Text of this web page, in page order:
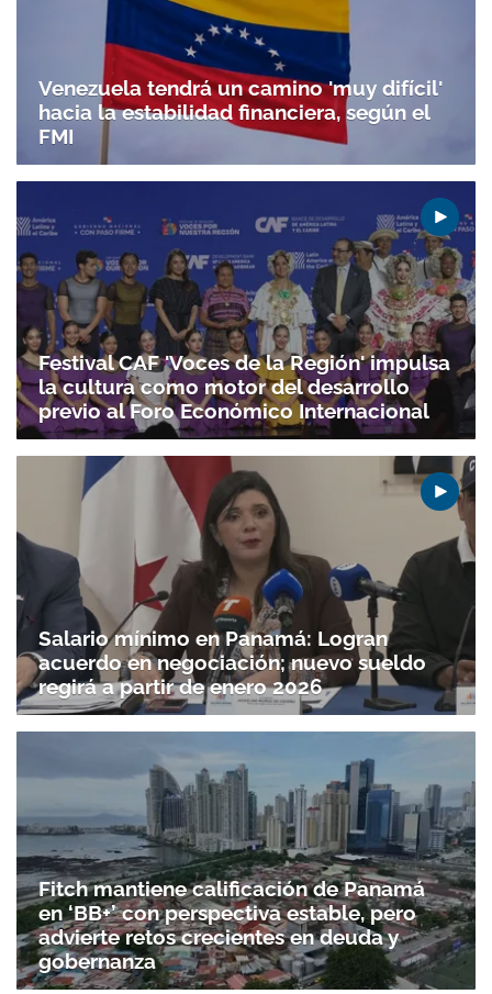
Venezuela tendrá un camino 'muy difícil'
hacia la estabilidad financiera, según el
FMI
Festival CAF 'Voces de la Región' impulsa
la cultura como motor del desarrollo
previo al Foro Económico Internacional
Salario mínimo en Panamá: Logran
acuerdo en negociación; nuevo sueldo
regirá a partir de enero 2026
Fitch mantiene calificación de Panamá
en ‘BB+’ con perspectiva estable, pero
advierte retos crecientes en deuda y
gobernanza